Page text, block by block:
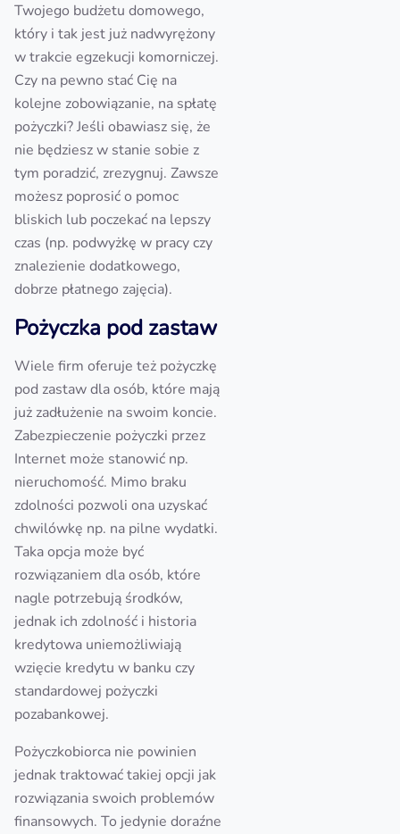
Twojego budżetu domowego,
który i tak jest już nadwyrężony
w trakcie egzekucji komorniczej.
Czy na pewno stać Cię na
kolejne zobowiązanie, na spłatę
pożyczki? Jeśli obawiasz się, że
nie będziesz w stanie sobie z
tym poradzić, zrezygnuj. Zawsze
możesz poprosić o pomoc
bliskich lub poczekać na lepszy
czas (np. podwyżkę w pracy czy
znalezienie dodatkowego,
dobrze płatnego zajęcia).
Pożyczka pod zastaw
Wiele firm oferuje też pożyczkę
pod zastaw dla osób, które mają
już zadłużenie na swoim koncie.
Zabezpieczenie pożyczki przez
Internet może stanowić np.
nieruchomość. Mimo braku
zdolności pozwoli ona uzyskać
chwilówkę np. na pilne wydatki.
Taka opcja może być
rozwiązaniem dla osób, które
nagle potrzebują środków,
jednak ich zdolność i historia
kredytowa uniemożliwiają
wzięcie kredytu w banku czy
standardowej pożyczki
pozabankowej.
Pożyczkobiorca nie powinien
jednak traktować takiej opcji jak
rozwiązania swoich problemów
finansowych. To jedynie doraźne